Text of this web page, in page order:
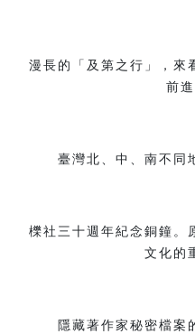
漫長的「及第之行」，來
前進
臺灣北、中、南不同
櫟社三十週年紀念銅鐘。
文化的
隱藏著作家秘密檔案